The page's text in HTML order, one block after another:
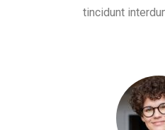
tincidunt